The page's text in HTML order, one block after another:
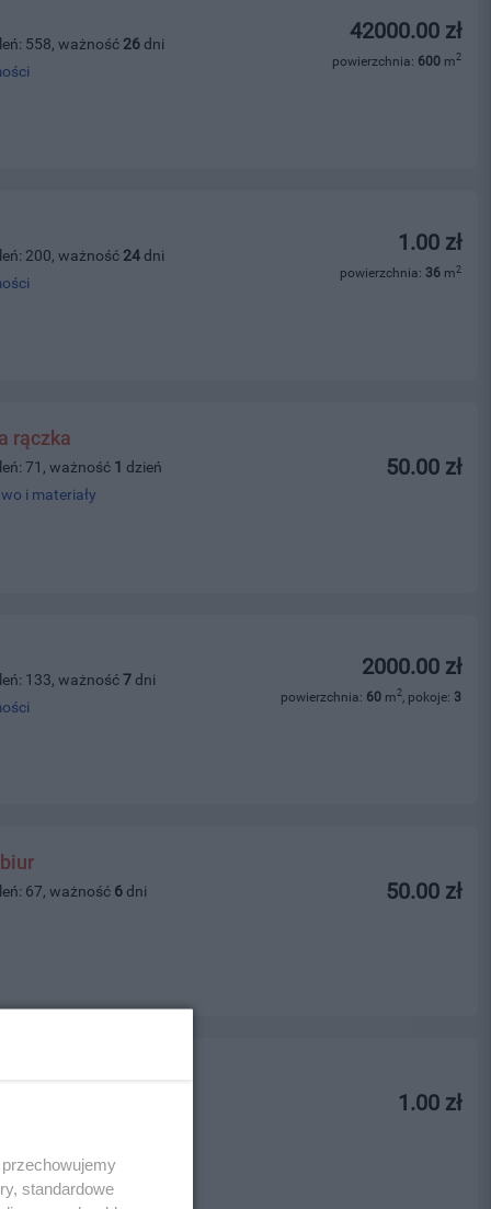
42000.00 zł
powierzchnia: 600 m2
558, ważność 26 dni
1.00 zł
powierzchnia: 36 m2
200, ważność 24 dni
rączka
50.00 zł
71, ważność 1 dzień
i materiały
2000.00 zł
powierzchnia: 60 m2 , pokoje: 3
133, ważność7 dni
50.00 zł
67, ważność 6 dni
1.00 zł
standardowe